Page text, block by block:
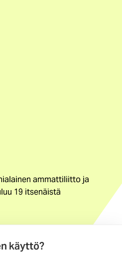
käyttö?
ammattiliitto ja
19 itsenäistä